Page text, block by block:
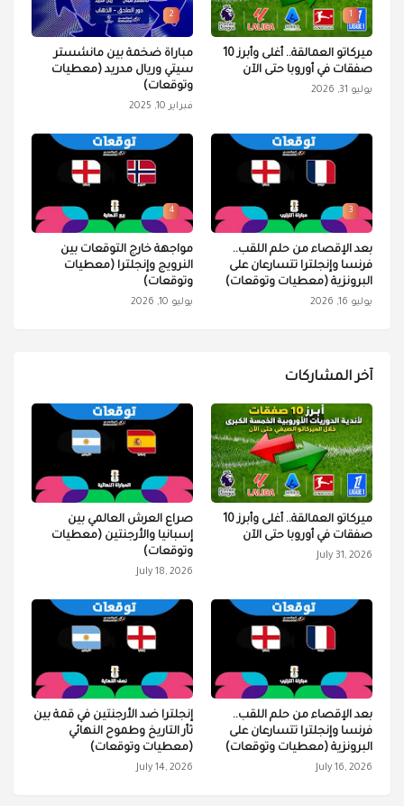
1
ميركاتو العمالقة.. أغلى وأبرز 10
صفقات في أوروبا حتى الآن
يوليو 31, 2026
2
مباراة ضخمة بين مانشستر
سيتي وريال مدريد (معطيات
وتوقعات)
فبراير 10, 2025
3
بعد الإقصاء من حلم اللقب..
فرنسا وإنجلترا تتسارعان على
البرونزية (معطيات وتوقعات)
يوليو 16, 2026
4
مواجهة خارج التوقعات بين
النرويج وإنجلترا (معطيات
وتوقعات)
يوليو 10, 2026
آخر المشاركات
ميركاتو العمالقة.. أغلى وأبرز 10
صفقات في أوروبا حتى الآن
July 31, 2026
صراع العرش العالمي بين
إسبانيا والأرجنتين (معطيات
وتوقعات)
July 18, 2026
بعد الإقصاء من حلم اللقب..
فرنسا وإنجلترا تتسارعان على
البرونزية (معطيات وتوقعات)
July 16, 2026
إنجلترا ضد الأرجنتين في قمة بين
ثأر التاريخ وطموح النهائي
(معطيات وتوقعات)
July 14, 2026